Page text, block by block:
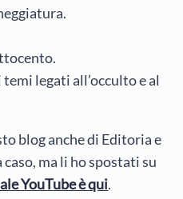
legati all’occulto e al
blog anche di Editoria e
ma li ho spostati su
YouTube è qui.